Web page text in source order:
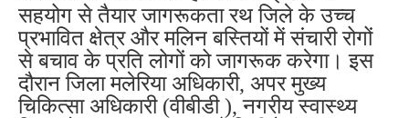
सहयोग से तैयार जागरूकता रथ जिले के उच्च
प्रभावित क्षेत्र और मलिन बस्तियों में संचारी रोगों
से बचाव के प्रति लोगों को जागरूक करेगा। इस
दौरान जिला मलेरिया अधिकारी, अपर मुख्य
चिकित्सा अधिकारी (वीबीडी ), नगरीय स्वास्थ्य